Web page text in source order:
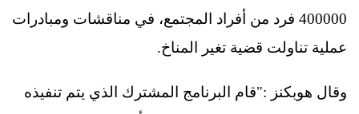
400000 فرد من أفراد المجتمع، في مناقشات ومبادرات
عملية تناولت قضية تغير المناخ.
وقال هوبكنز :"قام البرنامج المشترك الذي يتم تنفيذه